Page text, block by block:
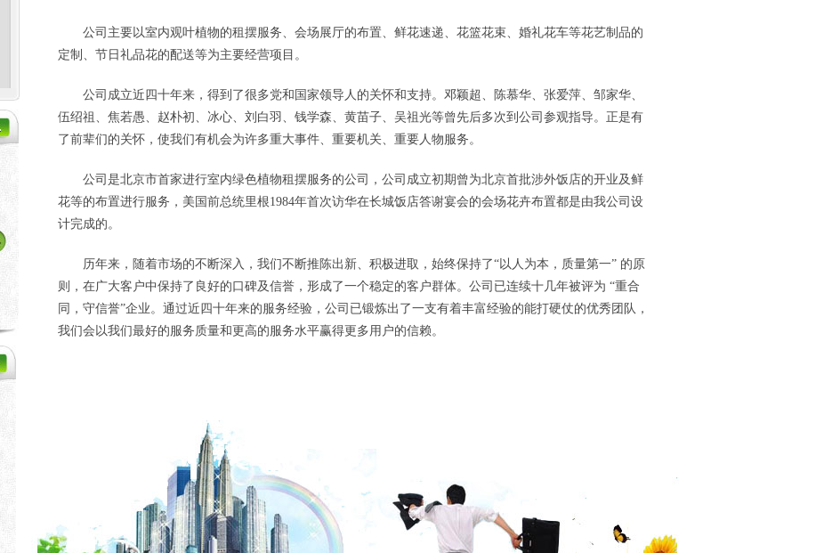
公司主要以室内观叶植物的租摆服务、会场展厅的布置、鲜花速递、花篮花束、婚礼花车等花艺制品的
定制、节日礼品花的配送等为主要经营项目。
公司成立近四十年来，得到了很多党和国家领导人的关怀和支持。邓颖超、陈慕华、张爱萍、邹家华、
伍绍祖、焦若愚、赵朴初、冰心、刘白羽、钱学森、黄苗子、吴祖光等曾先后多次到公司参观指导。正是有
了前辈们的关怀，使我们有机会为许多重大事件、重要机关、重要人物服务。
公司是北京市首家进行室内绿色植物租摆服务的公司，公司成立初期曾为北京首批涉外饭店的开业及鲜
花等的布置进行服务，美国前总统里根1984年首次访华在长城饭店答谢宴会的会场花卉布置都是由我公司设
计完成的。
历年来，随着市场的不断深入，我们不断推陈出新、积极进取，始终保持了“以人为本，质量第一” 的原
则，在广大客户中保持了良好的口碑及信誉，形成了一个稳定的客户群体。公司已连续十几年被评为 “重合
同，守信誉”企业。通过近四十年来的服务经验，公司已锻炼出了一支有着丰富经验的能打硬仗的优秀团队，
我们会以我们最好的服务质量和更高的服务水平赢得更多用户的信赖。